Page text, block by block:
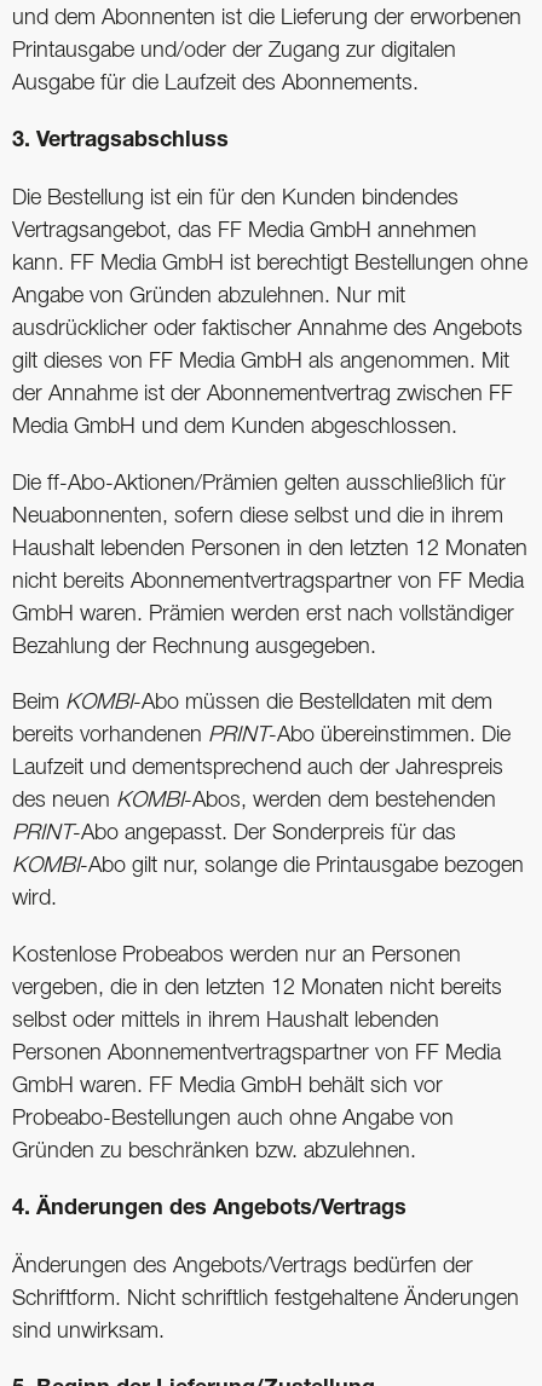
und dem Abonnenten ist die Lieferung der erworbenen
Printausgabe und/oder der Zugang zur digitalen
Ausgabe für die Laufzeit des Abonnements.
3. Vertragsabschluss
Die Bestellung ist ein für den Kunden bindendes
Vertragsangebot, das FF Media GmbH annehmen
kann. FF Media GmbH ist berechtigt Bestellungen ohne
Angabe von Gründen abzulehnen. Nur mit
ausdrücklicher oder faktischer Annahme des Angebots
gilt dieses von FF Media GmbH als angenommen. Mit
der Annahme ist der Abonnementvertrag zwischen FF
Media GmbH und dem Kunden abgeschlossen.
Die ff-Abo-Aktionen/Prämien gelten ausschließlich für
Neuabonnenten, sofern diese selbst und die in ihrem
Haushalt lebenden Personen in den letzten 12 Monaten
nicht bereits Abonnementvertragspartner von FF Media
GmbH waren. Prämien werden erst nach vollständiger
Bezahlung der Rechnung ausgegeben.
Beim KOMBI-Abo müssen die Bestelldaten mit dem
bereits vorhandenen PRINT-Abo übereinstimmen. Die
Laufzeit und dementsprechend auch der Jahrespreis
des neuen KOMBI-Abos, werden dem bestehenden
PRINT-Abo angepasst. Der Sonderpreis für das
KOMBI-Abo gilt nur, solange die Printausgabe bezogen
wird.
Kostenlose Probeabos werden nur an Personen
vergeben, die in den letzten 12 Monaten nicht bereits
selbst oder mittels in ihrem Haushalt lebenden
Personen Abonnementvertragspartner von FF Media
GmbH waren. FF Media GmbH behält sich vor
Probeabo-Bestellungen auch ohne Angabe von
Gründen zu beschränken bzw. abzulehnen.
4. Änderungen des Angebots/Vertrags
Änderungen des Angebots/Vertrags bedürfen der
Schriftform. Nicht schriftlich festgehaltene Änderungen
sind unwirksam.